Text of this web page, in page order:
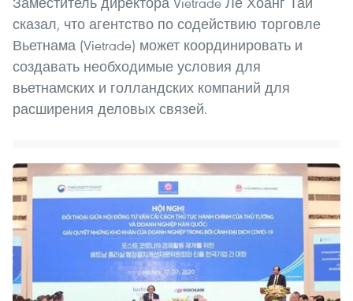
сказал, что агентство по содействию торговле
Вьетнама (Vietrade) может координировать и
создавать необходимые условия для
вьетнамских и голландских компаний для
расширения деловых связей.